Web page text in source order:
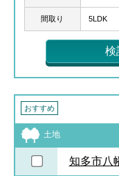
間取り 5LDK
検
おすすめ
土地
知多市八